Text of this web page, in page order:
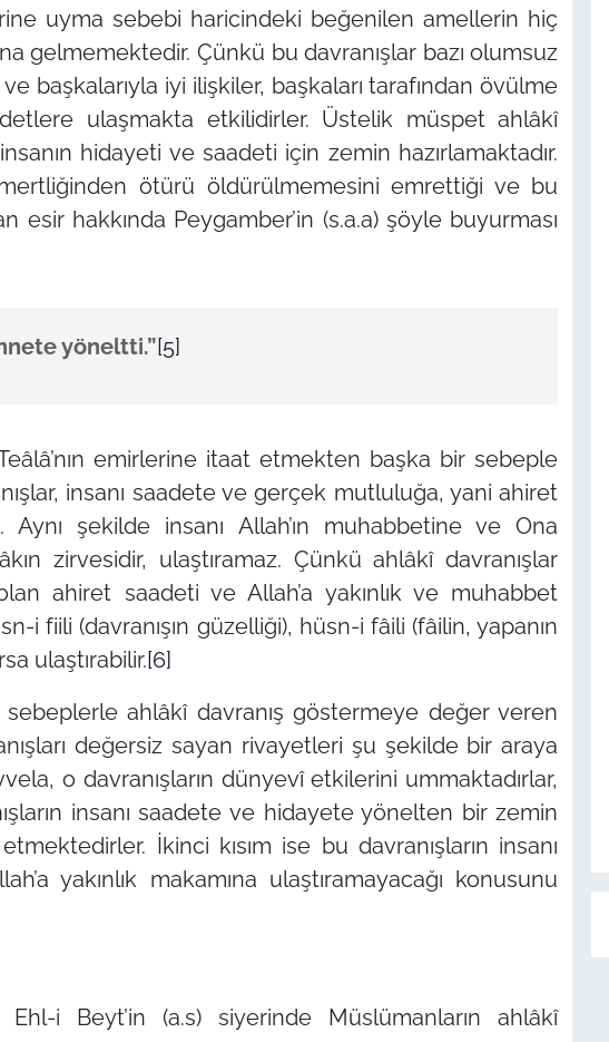
uyma sebebi haricindeki beğenilen amellerin hiç
gelmemektedir. Çünkü bu davranışlar bazı olumsuz
başkalarıyla iyi ilişkiler, başkaları tarafından övülme
ulaşmakta etkilidirler. Üstelik müspet ahlâkî
hidayeti ve saadeti için zemin hazırlamaktadır.
ötürü öldürülmemesini emrettiği ve bu
esir hakkında Peygamber’in (s.a.a) şöyle buyurması
yöneltti.”[5]
emirlerine itaat etmekten başka bir sebeple
insanı saadete ve gerçek mutluluğa, yani ahiret
Aynı şekilde insanı Allah’ın muhabbetine ve Ona
zirvesidir, ulaştıramaz. Çünkü ahlâkî davranışlar
ahiret saadeti ve Allah’a yakınlık ve muhabbet
i fiili (davranışın güzelliği), hüsn-i fâili (fâilin, yapanın
ulaştırabilir.[6]
ahlâkî davranış göstermeye değer veren
değersiz sayan rivayetleri şu şekilde bir araya
o davranışların dünyevî etkilerini ummaktadırlar,
insanı saadete ve hidayete yönelten bir zemin
İkinci kısım ise bu davranışların insanı
yakınlık makamına ulaştıramayacağı konusunu
Ehl-i Beyt’in (a.s) siyerinde Müslümanların ahlâkî